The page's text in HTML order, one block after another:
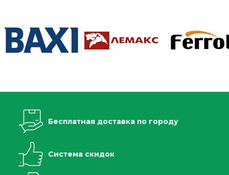
Бесплатная доставка по городу
Система скидок